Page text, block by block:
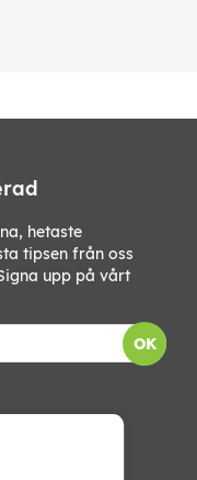
hetaste
tipsen från oss
upp på vårt
OK